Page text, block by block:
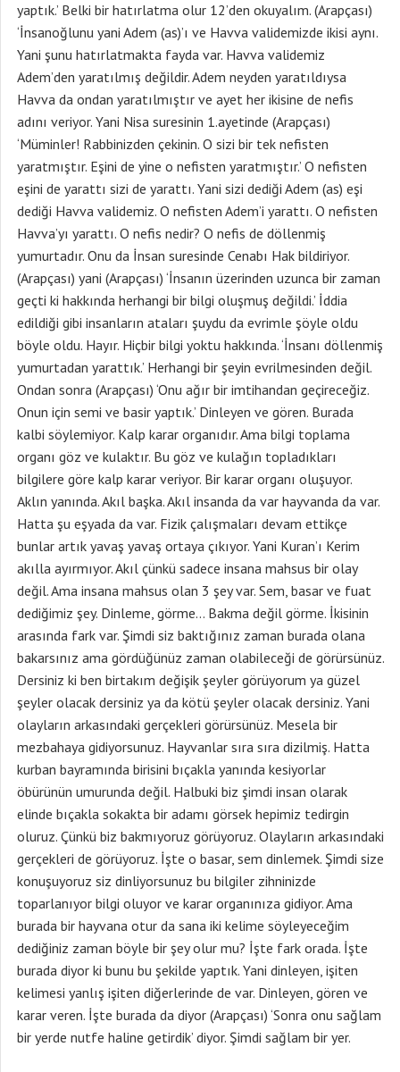
yaptık.’ Belki bir hatırlatma olur 12’den okuyalım. (Arapçası)
‘İnsanoğlunu yani Adem (as)’ı ve Havva validemizde ikisi aynı.
Yani şunu hatırlatmakta fayda var. Havva validemiz
Adem’den yaratılmış değildir. Adem neyden yaratıldıysa
Havva da ondan yaratılmıştır ve ayet her ikisine de nefis
adını veriyor. Yani Nisa suresinin 1.ayetinde (Arapçası)
‘Müminler! Rabbinizden çekinin. O sizi bir tek nefisten
yaratmıştır. Eşini de yine o nefisten yaratmıştır.’ O nefisten
eşini de yarattı sizi de yarattı. Yani sizi dediği Adem (as) eşi
dediği Havva validemiz. O nefisten Adem’i yarattı. O nefisten
Havva’yı yarattı. O nefis nedir? O nefis de döllenmiş
yumurtadır. Onu da İnsan suresinde Cenabı Hak bildiriyor.
(Arapçası) yani (Arapçası) ‘İnsanın üzerinden uzunca bir zaman
geçti ki hakkında herhangi bir bilgi oluşmuş değildi.’ İddia
edildiği gibi insanların ataları şuydu da evrimle şöyle oldu
böyle oldu. Hayır. Hiçbir bilgi yoktu hakkında. ‘İnsanı döllenmiş
yumurtadan yarattık.’ Herhangi bir şeyin evrilmesinden değil.
Ondan sonra (Arapçası) ‘Onu ağır bir imtihandan geçireceğiz.
Onun için semi ve basir yaptık.’ Dinleyen ve gören. Burada
kalbi söylemiyor. Kalp karar organıdır. Ama bilgi toplama
organı göz ve kulaktır. Bu göz ve kulağın topladıkları
bilgilere göre kalp karar veriyor. Bir karar organı oluşuyor.
Aklın yanında. Akıl başka. Akıl insanda da var hayvanda da var.
Hatta şu eşyada da var. Fizik çalışmaları devam ettikçe
bunlar artık yavaş yavaş ortaya çıkıyor. Yani Kuran’ı Kerim
akılla ayırmıyor. Akıl çünkü sadece insana mahsus bir olay
değil. Ama insana mahsus olan 3 şey var. Sem, basar ve fuat
dediğimiz şey. Dinleme, görme… Bakma değil görme. İkisinin
arasında fark var. Şimdi siz baktığınız zaman burada olana
bakarsınız ama gördüğünüz zaman olabileceği de görürsünüz.
Dersiniz ki ben birtakım değişik şeyler görüyorum ya güzel
şeyler olacak dersiniz ya da kötü şeyler olacak dersiniz. Yani
olayların arkasındaki gerçekleri görürsünüz. Mesela bir
mezbahaya gidiyorsunuz. Hayvanlar sıra sıra dizilmiş. Hatta
kurban bayramında birisini bıçakla yanında kesiyorlar
öbürünün umurunda değil. Halbuki biz şimdi insan olarak
elinde bıçakla sokakta bir adamı görsek hepimiz tedirgin
oluruz. Çünkü biz bakmıyoruz görüyoruz. Olayların arkasındaki
gerçekleri de görüyoruz. İşte o basar, sem dinlemek. Şimdi size
konuşuyoruz siz dinliyorsunuz bu bilgiler zihninizde
toparlanıyor bilgi oluyor ve karar organınıza gidiyor. Ama
burada bir hayvana otur da sana iki kelime söyleyeceğim
dediğiniz zaman böyle bir şey olur mu? İşte fark orada. İşte
burada diyor ki bunu bu şekilde yaptık. Yani dinleyen, işiten
kelimesi yanlış işiten diğerlerinde de var. Dinleyen, gören ve
karar veren. İşte burada da diyor (Arapçası) ‘Sonra onu sağlam
bir yerde nutfe haline getirdik’ diyor. Şimdi sağlam bir yer.